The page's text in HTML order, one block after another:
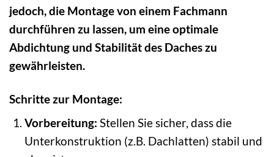
jedoch, die Montage von einem Fachmann
durchführen zu lassen, um eine optimale
Abdichtung und Stabilität des Daches zu
gewährleisten.
Schritte zur Montage:
Vorbereitung: Stellen Sie sicher, dass die
Unterkonstruktion (z.B. Dachlatten) stabil und